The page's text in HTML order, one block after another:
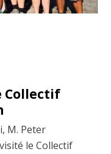
Collectif
M. Peter
le Collectif